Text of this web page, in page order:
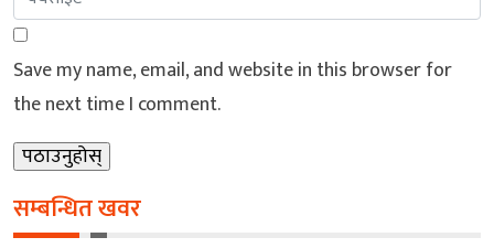
Save my name, email, and website in this browser for
the next time I comment.
सम्बन्धित खवर